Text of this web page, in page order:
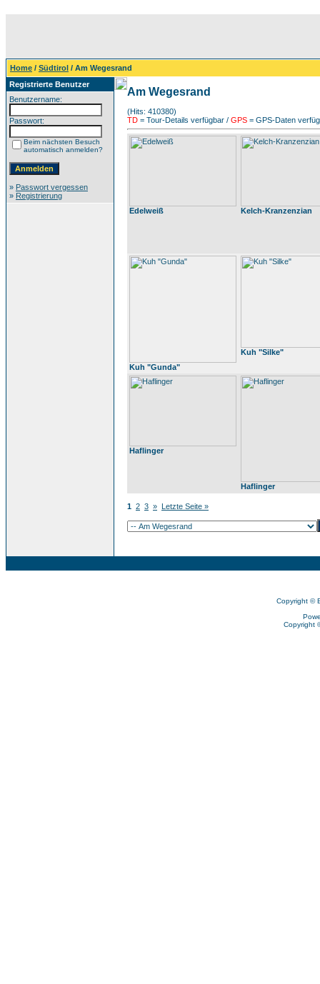
Home / Südtirol / Am Wegesrand
Registrierte Benutzer
Benutzername:
Passwort:
Beim nächsten Besuch
automatisch anmelden?
» Passwort vergessen
» Registrierung
Am Wegesrand
(Hits: 410380)
TD = Tour-Details verfügbar / GPS = GPS-Daten
Edelweiß Kelch-Kranzenzian
Kuh "Gunda"
Kuh "Silke"
Haflinger
Haflinger
1 2 3 » Letzte Seite »
Copyright ©
Copyright